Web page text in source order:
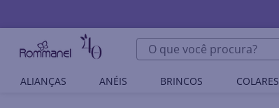
O que você procura?
ALIANÇAS ANÉIS BRINCOS COLARES